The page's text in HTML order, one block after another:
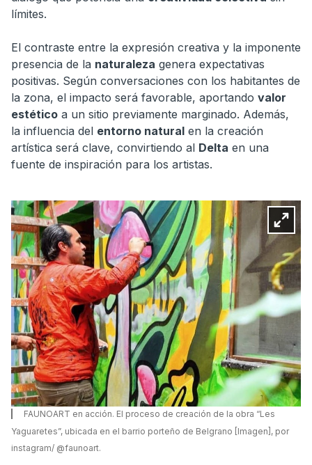
límites.
El contraste entre la expresión creativa y la imponente
presencia de la naturaleza genera expectativas
positivas. Según conversaciones con los habitantes de
la zona, el impacto será favorable, aportando valor
estético a un sitio previamente marginado. Además,
la influencia del entorno natural en la creación
artística será clave, convirtiendo al Delta en una
fuente de inspiración para los artistas.
FAUNOART en acción. El proceso de creación de la obra “Les
Yaguaretes”, ubicada en el barrio porteño de Belgrano [Imagen], por
instagram/ @faunoart.